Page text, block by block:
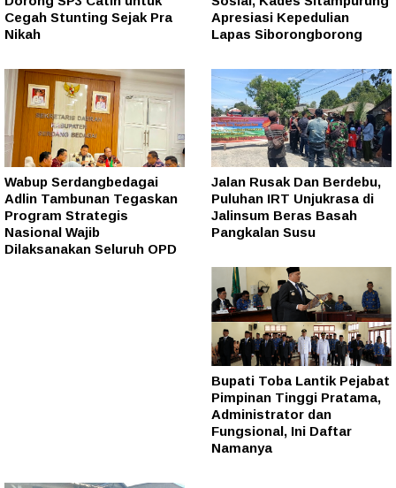
Cegah Stunting Sejak Pra
Nikah
Apresiasi Kepedulian
Lapas Siborongborong
Wabup Serdangbedagai
Adlin Tambunan Tegaskan
Program Strategis
Nasional Wajib
Dilaksanakan Seluruh OPD
Jalan Rusak Dan Berdebu,
Puluhan IRT Unjukrasa di
Jalinsum Beras Basah
Pangkalan Susu
Bupati Toba Lantik Pejabat
Pimpinan Tinggi Pratama,
Administrator dan
Fungsional, Ini Daftar
Namanya